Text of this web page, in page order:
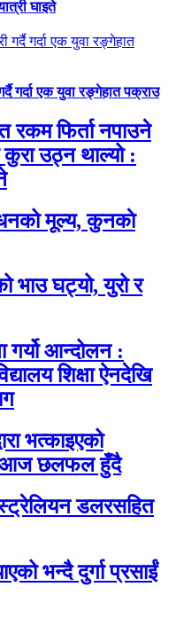
घाइते
गर्दा एक युवा रङ्गेहात पक्राउ
रकम फिर्ता नपाउने
कुरा उठ्न थाल्यो :
मूल्य, कुनकाे
घट्यो, युरो र
गर्यो आन्दोलन :
शिक्षा ऐनदेखि
भत्काइएको
आज छलफल हुँदै
डलरसहित
भन्दै दुर्गा प्रसाईं